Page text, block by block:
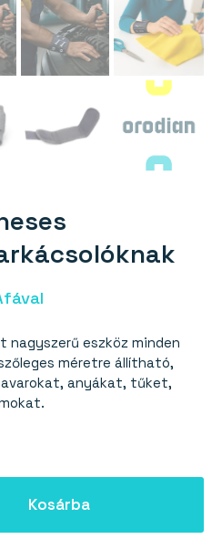
nagyszerű eszköz minden
méretre állítható,
anyákat, tűket,
Kosárba